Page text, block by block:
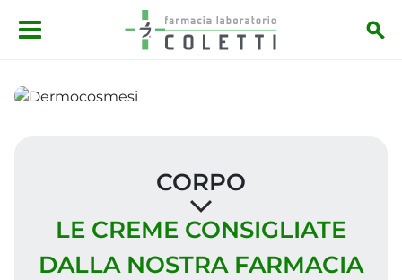
Salta al contenuto principale
CORPO
LE CREME CONSIGLIATE
DALLA NOSTRA FARMACIA